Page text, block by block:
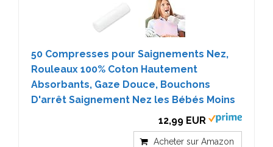
50 Compresses pour Saignements Nez,
Rouleaux 100% Coton Hautement
Absorbants, Gaze Douce, Bouchons
D'arrêt Saignement Nez les Bébés Moins
12,99 EUR
Acheter sur Amazon